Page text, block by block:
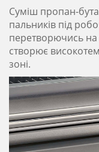
Суміш пропан-
пальників під
перетворючись на
створює
зоні.